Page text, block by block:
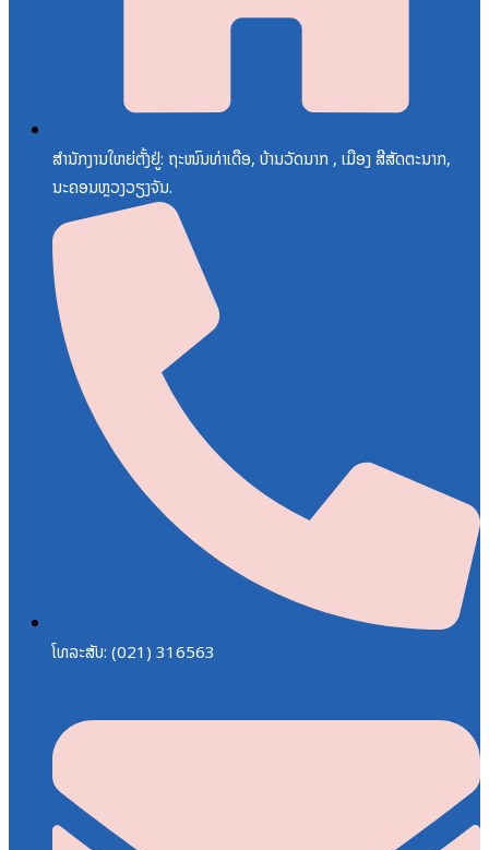
ສຳນັກງານໃຫຍ່ຕັ້ງຢູ່: ຖະໜົນທ່າເດືອ, ບ້ານວັດນາກ , ເມືອງ ສີສັດຕະນາກ,
ນະຄອນຫຼວງວຽງຈັນ.
ໂທລະສັບ: (021) 316563